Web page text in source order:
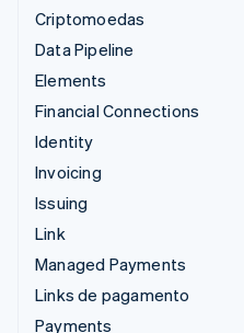
Criptomoedas
Data Pipeline
Elements
Financial Connections
Identity
Invoicing
Issuing
Link
Managed Payments
Links de pagamento
Payments